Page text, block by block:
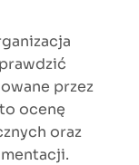
przez
ocenę
oraz